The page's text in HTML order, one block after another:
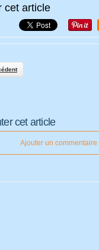
cet article
cet article
Ajouter un commentaire